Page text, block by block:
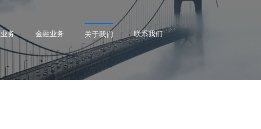
务 金融业务 关于我们 联系我们